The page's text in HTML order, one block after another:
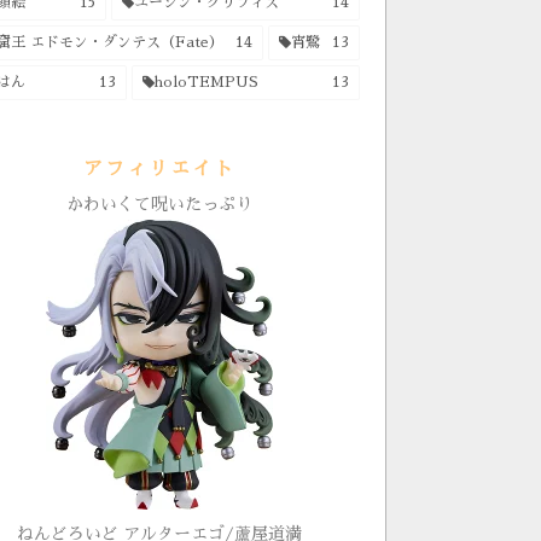
王 エドモン・ダンテス（Fate） 14 宵鷺 13
ん 13 holoTEMPUS 13
アフィリエイト
かわいくて呪いたっぷり
ねんどろいど アルターエゴ/蘆屋道満